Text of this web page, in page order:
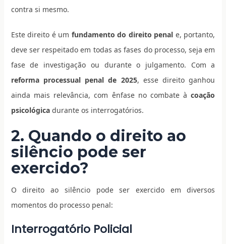
contra si mesmo.
Este direito é um fundamento do direito penal e, portanto,
deve ser respeitado em todas as fases do processo, seja em
fase de investigação ou durante o julgamento. Com a
reforma processual penal de 2025, esse direito ganhou
ainda mais relevância, com ênfase no combate àcoação
psicológicadurante os interrogatórios.
2. Quando o direito ao
silêncio pode ser
exercido?
O direito ao silêncio pode ser exercido em diversos
momentos do processo penal:
Interrogatório Policial